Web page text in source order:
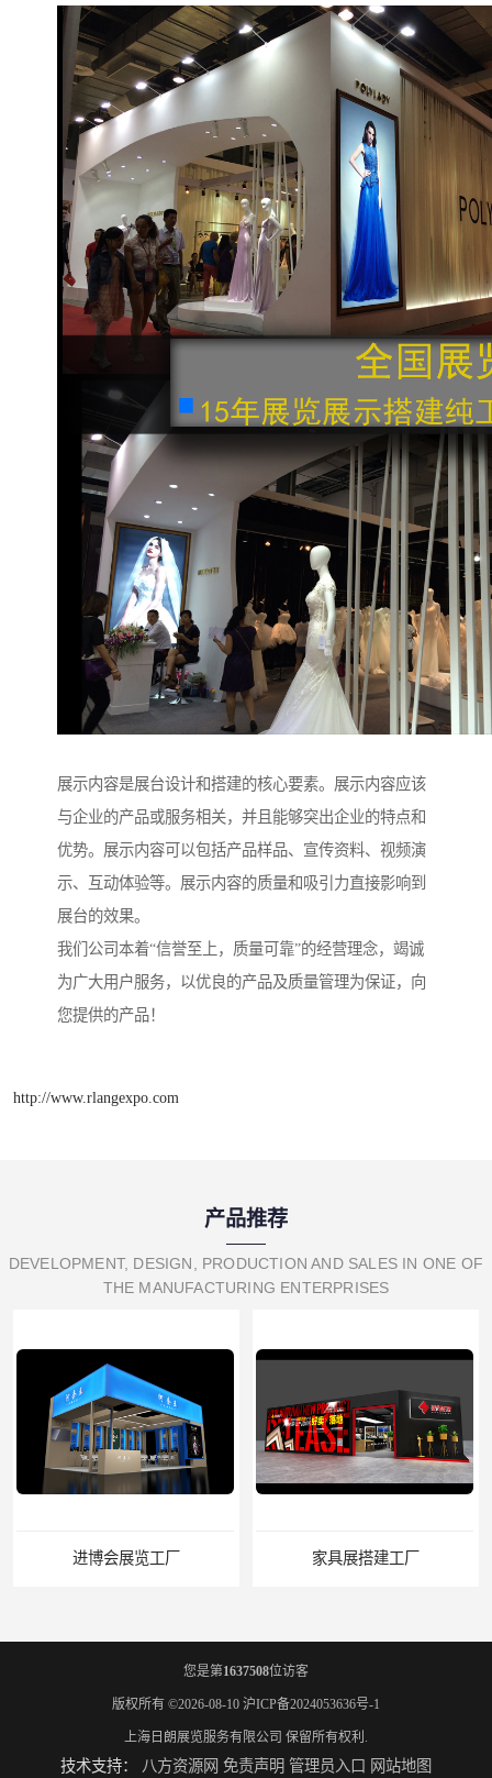
展示内容是展台设计和搭建的核心要素。展示内容应该
与企业的产品或服务相关，并且能够突出企业的特点和
优势。展示内容可以包括产品样品、宣传资料、视频演
示、互动体验等。展示内容的质量和吸引力直接影响到
展台的效果。
我们公司本着“信誉至上，质量可靠”的经营理念，竭诚
为广大用户服务，以优良的产品及质量管理为保证，向
您提供的产品！
http://www.rlangexpo.com
产品推荐
DEVELOPMENT, DESIGN, PRODUCTION AND SALES IN ONE OF
THE MANUFACTURING ENTERPRISES
家具展搭建工厂 厨卫展展台搭建工厂
您是第1637508位访客
版权所有 ©2026-08-10 沪ICP备2024053636号-1
上海日朗展览服务有限公司 保留所有权利.
技术支持： 八方资源网 免责声明 管理员入口 网站地图